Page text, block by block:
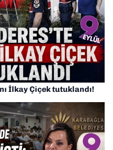
İlkay Çiçek tutuklandı!